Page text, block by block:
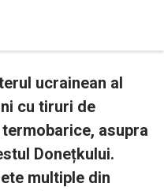
ucrainean al
cu tiruri de
asupra
Donețkului.
multiple din